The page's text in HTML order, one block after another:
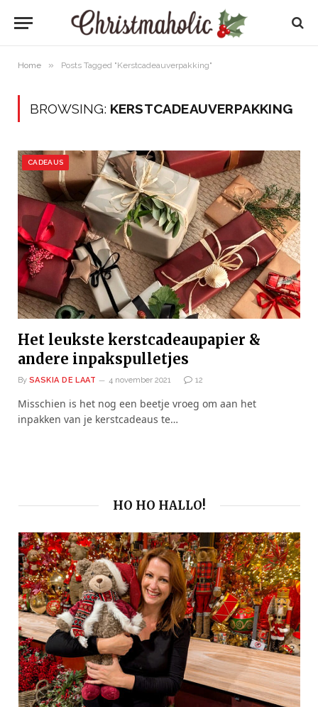
Home » Posts Tagged "Kerstcadeauverpakking"
BROWSING: KERSTCADEAUVERPAKKING
CADEAUS
Het leukste kerstcadeaupapier &
andere inpakspulletjes
By SASKIA DE LAAT 4 november 2021 12
Misschien is het nog een beetje vroeg om aan het
inpakken van je kerstcadeaus te…
HO HO HALLO!